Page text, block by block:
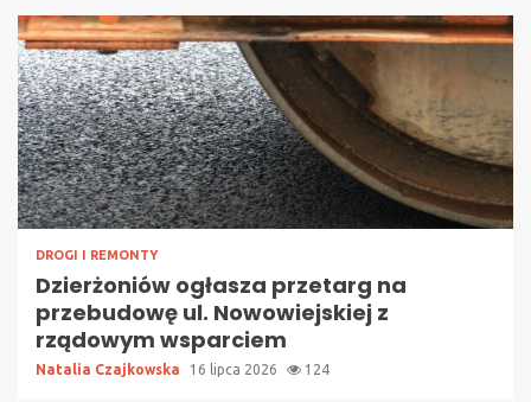
DROGI I REMONTY
Dzierżoniów ogłasza przetarg na
przebudowę ul. Nowowiejskiej z
rządowym wsparciem
Natalia Czajkowska 16 lipca 2026 124